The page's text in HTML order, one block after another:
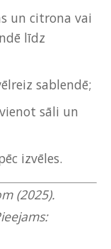
un citrona vai
līdz
sablendē;
sāli un
izvēles.
(2025).